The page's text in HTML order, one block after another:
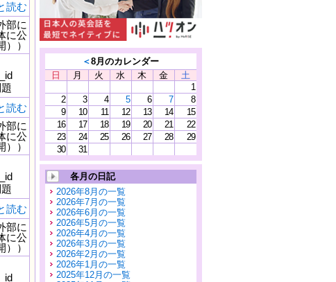
読む
部に
に公
））
読む
部に
に公
））
読む
部に
に公
））
＜8月のカレンダー
日
月 火 水 木 金
土
1
2
3 4 5 6 7
8
9
10 11 12 13 14
15
16
17 18 19 20 21
22
23
24 25 26 27 28
29
30
31
各月の日記
2026年8月の一覧
2026年7月の一覧
2026年6月の一覧
2026年5月の一覧
2026年4月の一覧
2026年3月の一覧
2026年2月の一覧
2026年1月の一覧
2025年12月の一覧